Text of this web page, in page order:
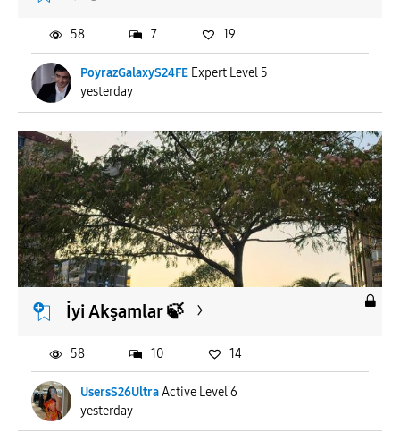
PoyrazGalaxyS24FE Expert Level 5
yesterday
58 7 19
İyi Akşamlar 🍃
UsersS26UltraActive Level 6
yesterday
58 10 14